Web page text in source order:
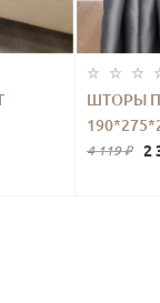
ШТОРЫ
4 119 ₽ 2